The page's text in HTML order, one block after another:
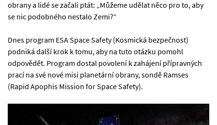
obrany a lidé se začali ptát: „Můžeme udělat něco pro to, aby
se nic podobného nestalo Zemi?“
Dnes program ESA Space Safety (Kosmická bezpečnost)
podniká další krok k tomu, aby na tuto otázku pomohl
odpovědět. Program dostal povolení k zahájení přípravných
prací na své nové misi planetární obrany, sondě Ramses
(Rapid Apophis Mission for Space Safety).